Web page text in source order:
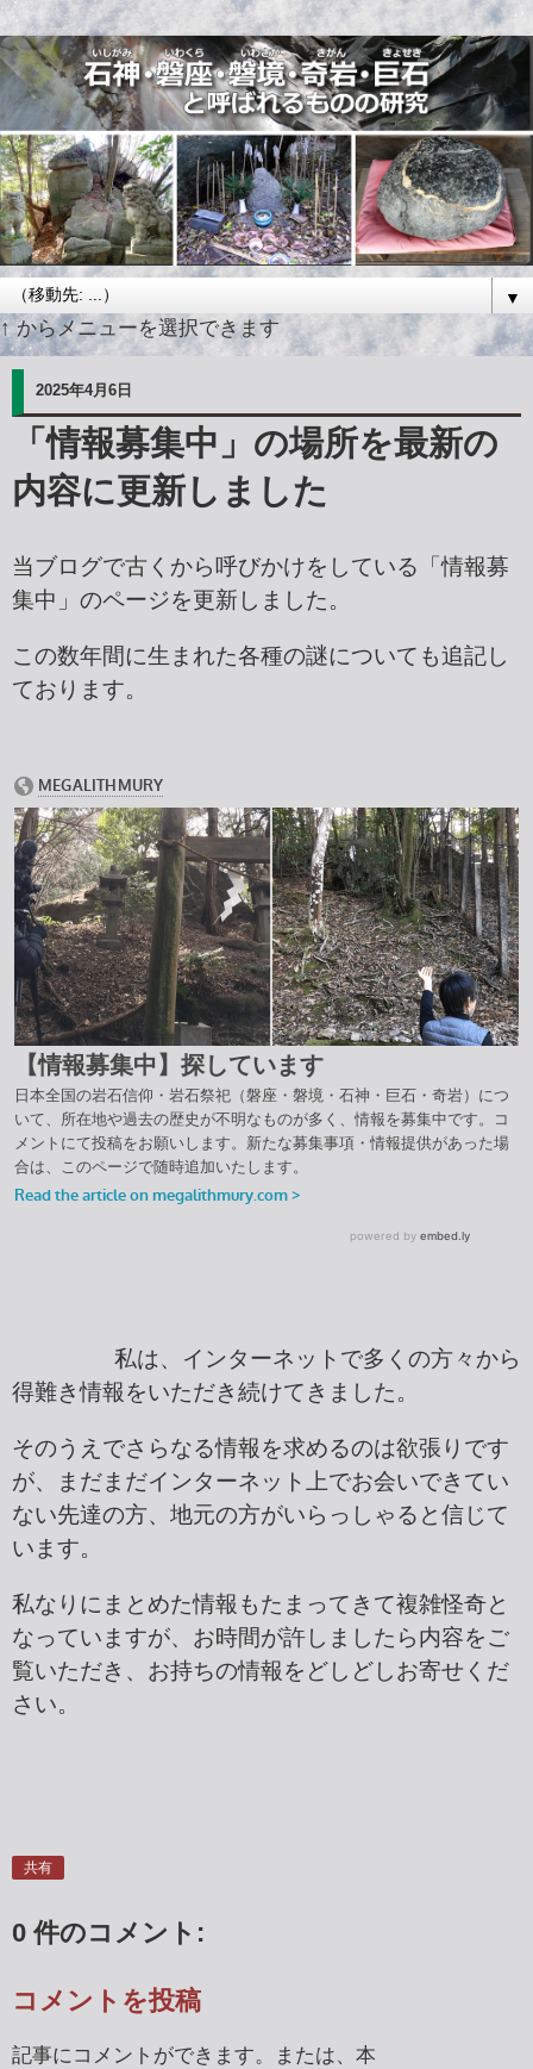
▼
↑ からメニューを選択できます
2025年4月6日
「情報募集中」の場所を最新の
内容に更新しました
当ブログで古くから呼びかけをしている「情報募
集中」のページを更新しました。
この数年間に生まれた各種の謎についても追記し
ております。
私は、インターネットで多くの方々から
得難き情報をいただき続けてきました。
そのうえでさらなる情報を求めるのは欲張りです
が、まだまだインターネット上でお会いできてい
ない先達の方、地元の方がいらっしゃると信じて
います。
私なりにまとめた情報もたまってきて複雑怪奇と
なっていますが、お時間が許しましたら内容をご
覧いただき、お持ちの情報をどしどしお寄せくだ
さい。
共有
0 件のコメント:
コメントを投稿
記事にコメントができます。または、本